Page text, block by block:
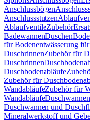
Anschlussbögen
Anschlussstutzen
AblaufventileZubehör
BadewannenDuschen
für Bodenentwässerung
DuschrinnenZubehör für
Duschrinnen
Duschbodenabläufe
Zubehör für
WandabläufeZubehör für
Wandabläufe
Duschwannen und
Mineralwerkstoff und